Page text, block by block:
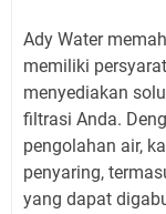
Ady Water
memiliki
menyediakan
filtrasi Anda.
pengolahan air,
penyaring,
yang dapat